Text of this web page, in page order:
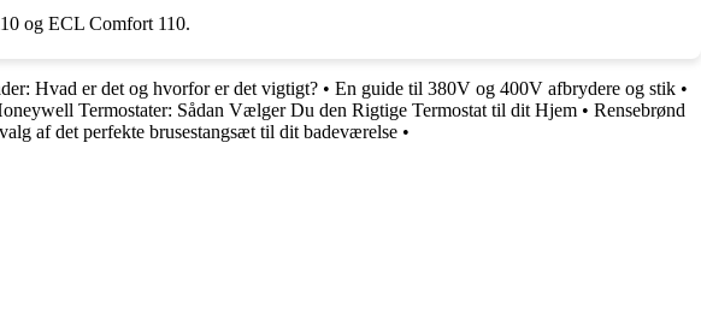
og ECL Comfort 110.
Hvad er det og hvorfor er det vigtigt? • En guide til 380V og 400V afbrydere og stik •
Termostater: Sådan Vælger Du den Rigtige Termostat til dit Hjem • Rensebrønd
af det perfekte brusestangsæt til dit badeværelse •